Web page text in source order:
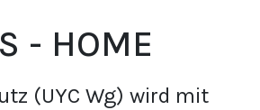
- HOME
(UYC Wg) wird mit